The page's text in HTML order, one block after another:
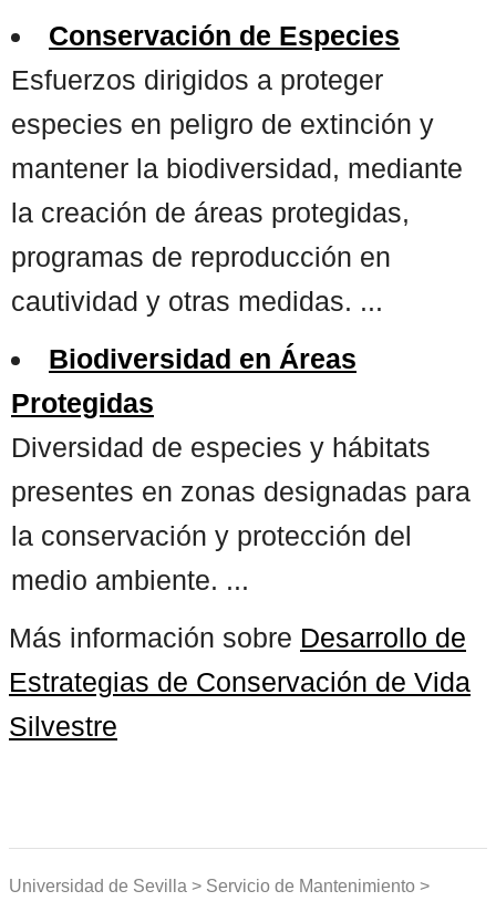
Conservación de Especies
Esfuerzos dirigidos a proteger
especies en peligro de extinción y
mantener la biodiversidad, mediante
la creación de áreas protegidas,
programas de reproducción en
cautividad y otras medidas. ...
Biodiversidad en Áreas
Protegidas
Diversidad de especies y hábitats
presentes en zonas designadas para
la conservación y protección del
medio ambiente. ...
Más información sobre Desarrollo de
Estrategias de Conservación de Vida
Silvestre
Universidad de Sevilla > Servicio de Mantenimiento >